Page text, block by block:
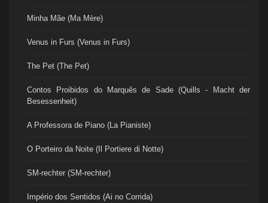
Minha Mãe (Ma Mère)
Venus in Furs (Venus in Furs)
The Pet (The Pet)
Contos Proibidos do Marquês de Sade (Quills - Macht der
Besessenheit)
A Professora de Piano (La Pianiste)
O Porteiro da Noite (Il Portiere di Notte)
SM-rechter (SM-rechter)
Império dos Sentidos (Ai no Corrida)